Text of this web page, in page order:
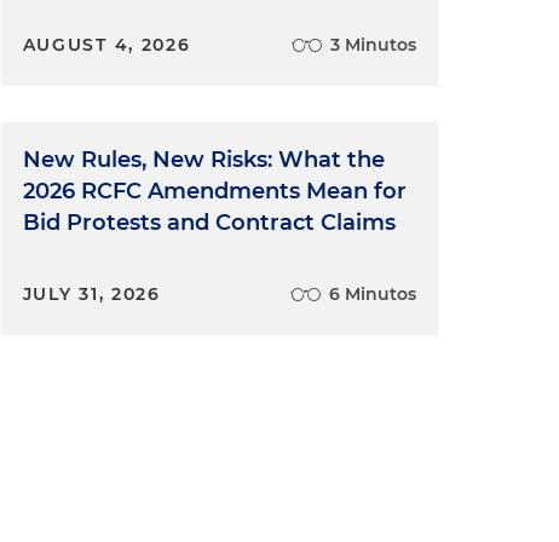
AUGUST 4, 2026 3 Minutos
New Rules, New Risks: What the
2026 RCFC Amendments Mean for
Bid Protests and Contract Claims
JULY 31, 2026 6 Minutos